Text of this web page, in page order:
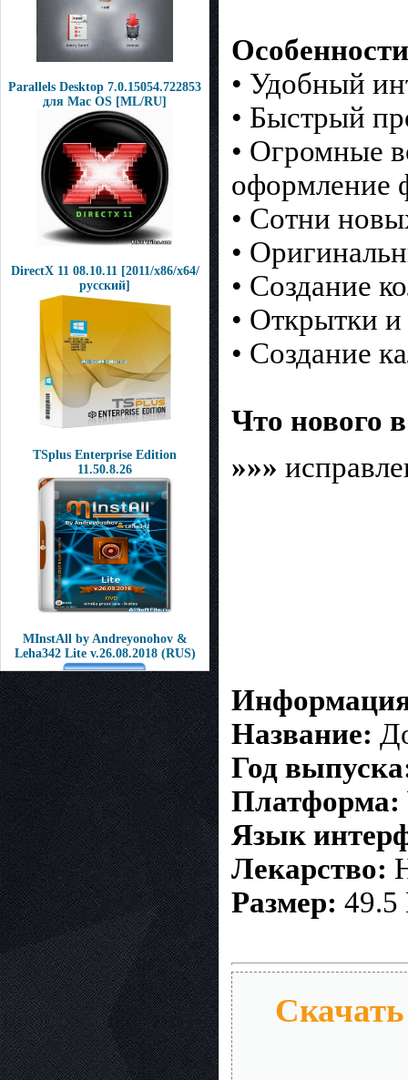
Parallels Desktop 7.0.15054.722853
для Mac OS [ML/RU]
DirectX 11 08.10.11 [2011/х86/х64/
русский]
TSplus Enterprise Edition
11.50.8.26
MInstAll by Andreyonohov &
Leha342 Lite v.26.08.2018 (RUS)
• Удобный
• Быстрый
• Огромные
оформление
• Сотни
•
• Создание
• Открытки
• Создание
Что нового
»»»
Название:
Год
Платформа:
Язык
Лекарство:
Размер: 49.5